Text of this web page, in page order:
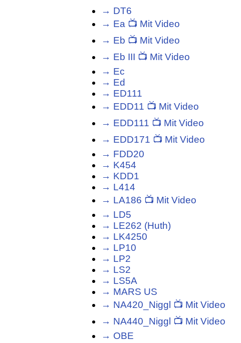
→ DT6
→ Ea 📺 Mit Video
→ Eb 📺 Mit Video
→ Eb III 📺 Mit Video
→ Ec
→ Ed
→ ED111
→ EDD11 📺 Mit Video
→ EDD111 📺 Mit Video
→ EDD171 📺 Mit Video
→ FDD20
→ K454
→ KDD1
→ L414
→ LA186 📺 Mit Video
→ LD5
→ LE262 (Huth)
→ LK4250
→ LP10
→ LP2
→ LS2
→ LS5A
→ MARS US
→ NA420_Niggl 📺 Mit Video
→ NA440_Niggl 📺 Mit Video
→ OBE